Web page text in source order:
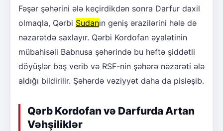
Fəşər şəhərini ələ keçirdikdən sonra Darfur daxil
olmaqla, Qərbi Sudanın geniş ərazilərini hələ də
nəzarətdə saxlayır. Qərbi Kordofan əyalətinin
mübahisəli Babnusa şəhərində bu həftə şiddətli
döyüşlər baş verib və RSF-nin şəhərə nəzarəti ələ
aldığı bildirilir. Şəhərdə vəziyyət daha da pisləşib.
Qərb Kordofan və Darfurda Artan
Vəhşiliklər